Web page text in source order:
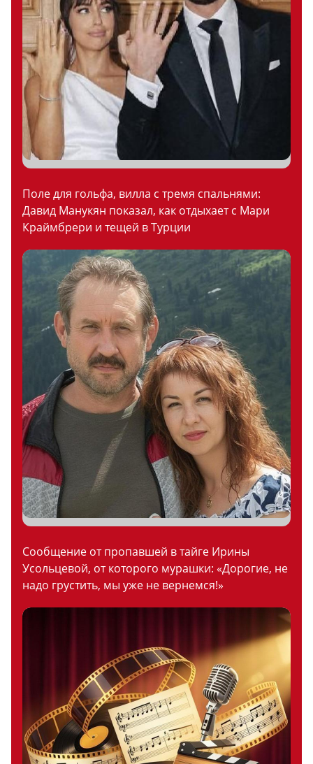
Поле для гольфа, вилла с тремя спальнями:
Давид Манукян показал, как отдыхает с Мари
Краймбрери и тещей в Турции
Сообщение от пропавшей в тайге Ирины
Усольцевой, от которого мурашки: «Дорогие, не
надо грустить, мы уже не вернемся!»